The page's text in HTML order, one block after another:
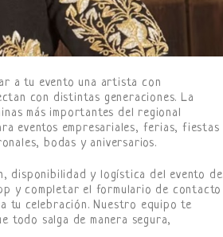
a tu evento una artista con
con distintas generaciones. La
más importantes del regional
eventos empresariales, ferias, fiestas
bodas y aniversarios.
disponibilidad y logística del evento de
y completar el formulario de contacto
tu celebración. Nuestro equipo te
todo salga de manera segura,